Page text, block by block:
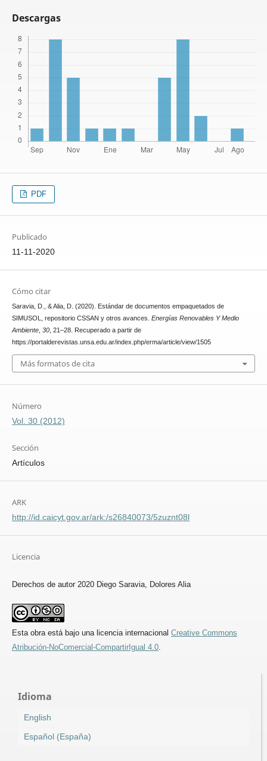
Descargas
PDF
Publicado
11-11-2020
Cómo citar
Saravia, D., & Alia, D. (2020). Estándar de documentos empaquetados de
SIMUSOL, repositorio CSSAN y otros avances. Energías Renovables Y Medio
Ambiente, 30, 21–28. Recuperado a partir de
https://portalderevistas.unsa.edu.ar/index.php/erma/article/view/1505
Más formatos de cita
Número
Vol. 30 (2012)
Sección
Artículos
ARK
http://id.caicyt.gov.ar/ark:/s26840073/5zuznt08l
Licencia
Derechos de autor 2020 Diego Saravia, Dolores Alia
Esta obra está bajo una licencia internacional Creative Commons
Atribución-NoComercial-CompartirIgual 4.0.
Idioma
English
Español (España)